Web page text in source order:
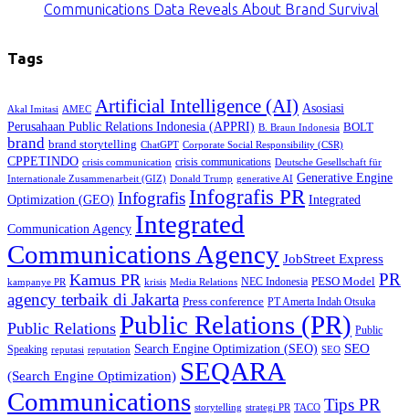
Communications Data Reveals About Brand Survival
Tags
Akal Imitasi AMEC Artificial Intelligence (AI) Asosiasi
Perusahaan Public Relations Indonesia (APPRI) B. Braun Indonesia BOLT
brand brand storytelling ChatGPT Corporate Social Responsibility (CSR)
CPPETINDO crisis communication crisis communications Deutsche Gesellschaft für
Internationale Zusammenarbeit (GIZ) Donald Trump generative AI Generative Engine
Optimization (GEO) InfografisInfografis PR Integrated
Communication Agency Integrated
Communications Agency JobStreet Express
kampanye PR Kamus PR krisis Media Relations NEC Indonesia PESO Model PR
agency terbaik di Jakarta Press conference PT Amerta Indah Otsuka
Public Relations Public Relations (PR) Public
Speaking reputasi reputation Search Engine Optimization (SEO) SEO SEO
(Search Engine Optimization) SEQARA
Communications storytelling strategi PR TACO Tips PR